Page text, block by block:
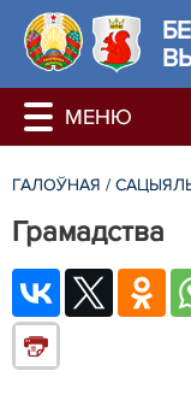
ГАЛОЎНАЯ /
Грамадства